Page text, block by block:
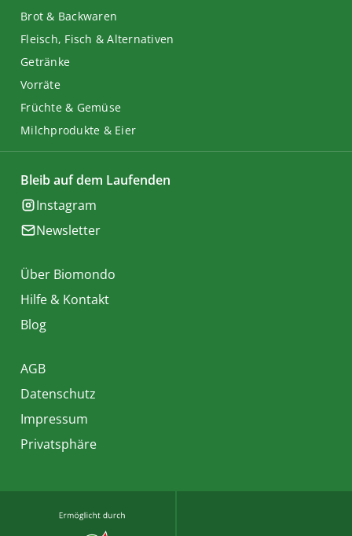
Brot & Backwaren
Fleisch, Fisch & Alternativen
Getränke
Vorräte
Früchte & Gemüse
Milchprodukte & Eier
Bleib auf dem Laufenden
Instagram
Newsletter
Über Biomondo
Hilfe & Kontakt
Blog
AGB
Datenschutz
Impressum
Privatsphäre